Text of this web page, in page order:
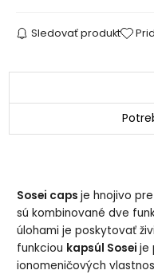
Sledovať produkt
Sosei capsje hnojivo
sú kombinované dve
úlohami je poskytovať
funkciou kapsúl Soseije
ionomeničových